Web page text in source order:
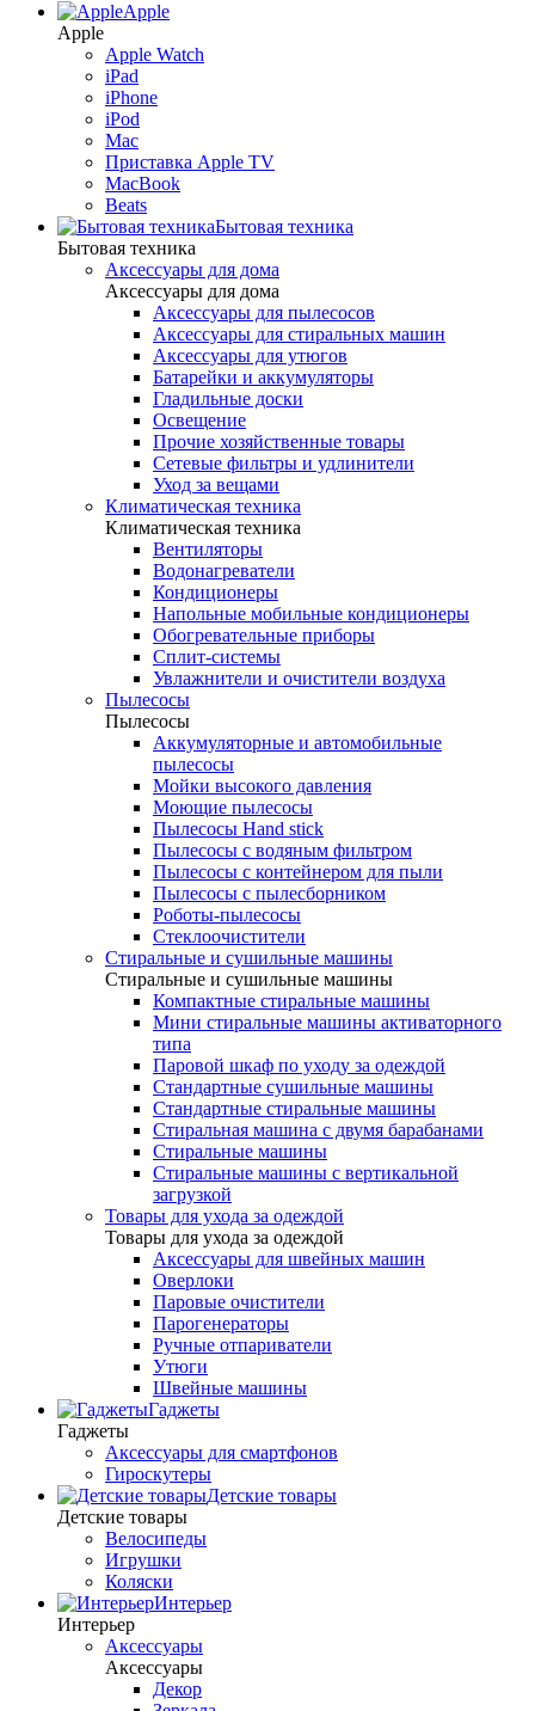
Apple
Apple
Apple Watch
iPad
iPhone
iPod
Mac
Приставка Apple TV
MacBook
Beats
Бытовая техника
Бытовая техника
Аксессуары для дома
Аксессуары для дома
Аксессуары для пылесосов
Аксессуары для стиральных машин
Аксессуары для утюгов
Батарейки и аккумуляторы
Гладильные доски
Освещение
Прочие хозяйственные товары
Сетевые фильтры и удлинители
Уход за вещами
Климатическая техника
Климатическая техника
Вентиляторы
Водонагреватели
Кондиционеры
Напольные мобильные кондиционеры
Обогревательные приборы
Сплит-системы
Увлажнители и очистители воздуха
Пылесосы
Пылесосы
Аккумуляторные и автомобильные
пылесосы
Мойки высокого давления
Моющие пылесосы
Пылесосы Hand stick
Пылесосы с водяным фильтром
Пылесосы с контейнером для пыли
Пылесосы с пылесборником
Роботы-пылесосы
Стеклоочистители
Стиральные и сушильные машины
Стиральные и сушильные машины
Компактные стиральные машины
Мини стиральные машины активаторного
типа
Паровой шкаф по уходу за одеждой
Стандартные сушильные машины
Стандартные стиральные машины
Стиральная машина с двумя барабанами
Стиральные машины
Стиральные машины с вертикальной
загрузкой
Товары для ухода за одеждой
Товары для ухода за одеждой
Аксессуары для швейных машин
Оверлоки
Паровые очистители
Парогенераторы
Ручные отпариватели
Утюги
Швейные машины
Гаджеты
Гаджеты
Аксессуары для смартфонов
Гироскутеры
Детские товары
Детские товары
Велосипеды
Игрушки
Коляски
Интерьер
Интерьер
Аксессуары
Аксессуары
Декор